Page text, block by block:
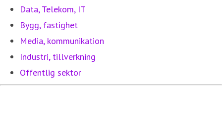
Data, Telekom, IT
Bygg, fastighet
Media, kommunikation
Industri, tillverkning
Offentlig sektor